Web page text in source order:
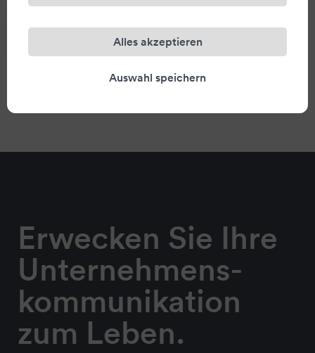
Zur Sofortauswertung
Erwecken Sie Ihre
Unternehmens-
kommunikation
zum Leben.
Alles akzeptieren
Auswahl speichern